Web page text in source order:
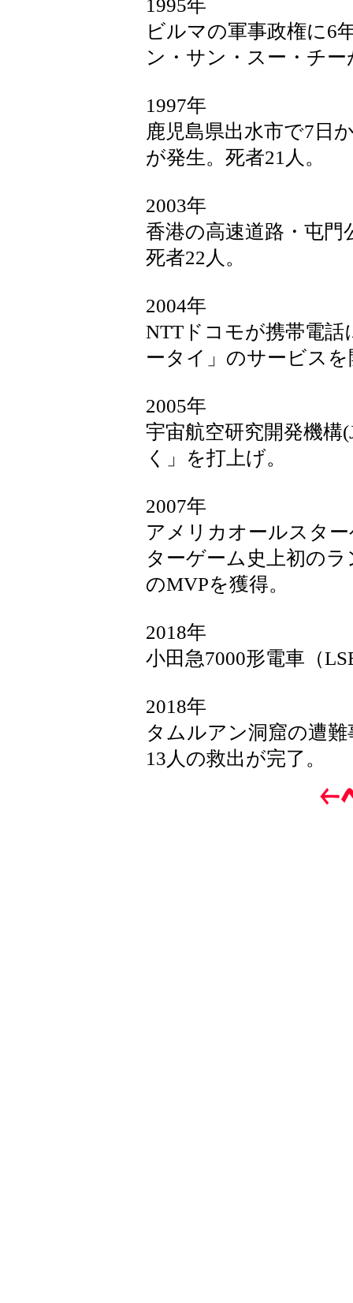
1995年
ビルマの軍事政権に6
ン・サン・スー・チー
1997年
鹿児島県出水市で7日
が発生。死者21人。
2003年
香港の高速道路・屯
死者22人。
2004年
NTTドコモが携帯電
ータイ」のサービスを
2005年
宇宙航空研究開発機構
く」を打上げ。
2007年
アメリカオールスタ
ターゲーム史上初の
のMVPを獲得。
2018年
小田急7000形電車（
2018年
タムルアン洞窟の遭
13人の救出が完了。